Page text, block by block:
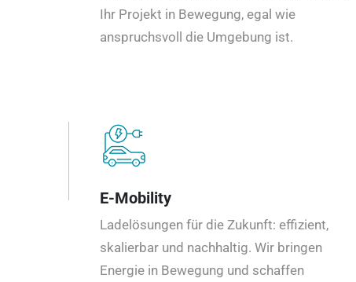
Ihr Projekt in Bewegung, egal wie
anspruchsvoll die Umgebung ist.
E-Mobility
Ladelösungen für die Zukunft: effizient,
skalierbar und nachhaltig. Wir bringen
Energie in Bewegung und schaffen